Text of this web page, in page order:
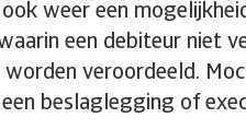
weer een
een debiteur niet
veroordeeld.
beslaglegging of